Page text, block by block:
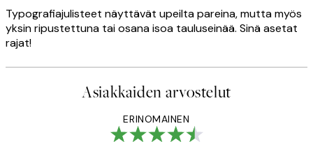
Typografiajulisteet näyttävät upeilta pareina, mutta myös
yksin ripustettuna tai osana isoa tauluseinää. Sinä asetat
rajat!
Asiakkaiden arvostelut
ERINOMAINEN